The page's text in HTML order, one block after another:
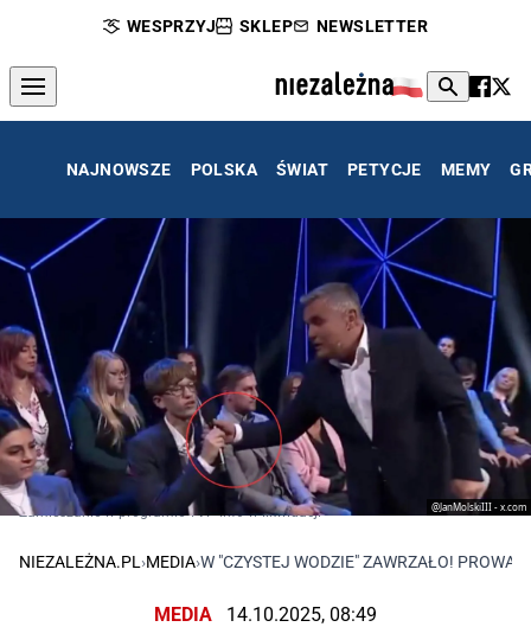
WESPRZYJ SKLEP NEWSLETTER
NAJNOWSZE POLSKA ŚWIAT PETYCJE MEMY
@JanMolskiIII - x.com
Zamieszanie w programie TVP Info w likwidacji
NIEZALEŻNA.PL ›MEDIA›W "CZYSTEJ WODZIE" ZAWRZAŁO!
MEDIA 14.10.2025, 08:49